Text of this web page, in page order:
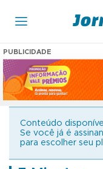
PUBLICIDADE
Conteúdo
Se você já é
para escolher seu